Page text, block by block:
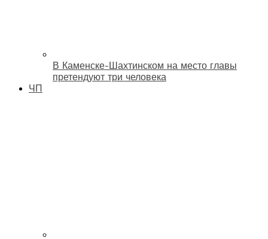
В Каменске-Шахтинском на место главы
претендуют три человека
ЧП